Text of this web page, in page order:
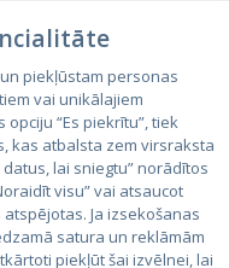
piekļūstam personas
vai unikālajiem
“Es piekrītu”, tiek
kas atbalsta zem virsraksta
lai sniegtu” norādītos
visu” vai atsaucot
Ja izsekošanas
satura un reklāmām
piekļūt šai izvēlnei, lai